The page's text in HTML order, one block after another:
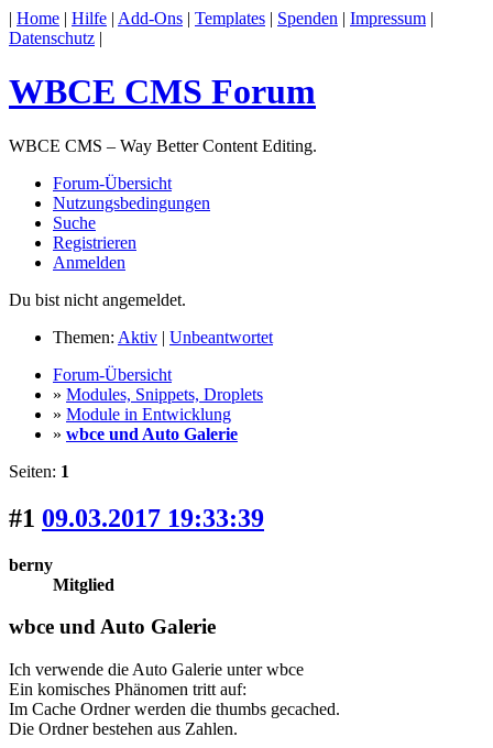
| Home | Hilfe | Add-Ons | Templates | Spenden | Impressum |
Datenschutz |
WBCE CMS Forum
WBCE CMS – Way Better Content Editing.
Forum-Übersicht
Nutzungsbedingungen
Suche
Registrieren
Anmelden
Du bist nicht angemeldet.
Themen: Aktiv | Unbeantwortet
Forum-Übersicht
» Modules, Snippets, Droplets
» Module in Entwicklung
» wbce und Auto Galerie
Seiten: 1
#1 09.03.2017 19:33:39
berny
Mitglied
wbce und Auto Galerie
Ich verwende die Auto Galerie unter wbce
Ein komisches Phänomen tritt auf:
Im Cache Ordner werden die thumbs gecached.
Die Ordner bestehen aus Zahlen.